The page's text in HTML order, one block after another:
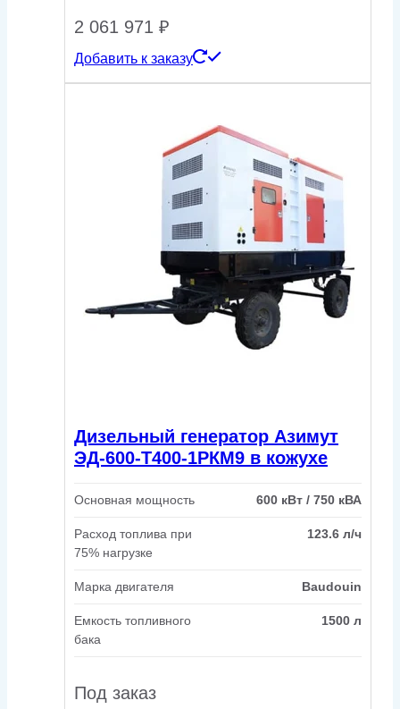
2 061 971 ₽
Добавить к заказу
Дизельный генератор Азимут
ЭД-600-Т400-1РКМ9 в кожухе
Основная мощность 600 кВт / 750 кВА
Расход топлива при
75% нагрузке
123.6 л/ч
Марка двигателя Baudouin
Емкость топливного
бака
1500 л
Под заказ